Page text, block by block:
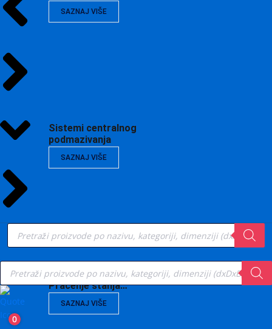
SAZNAJ VIŠE
Sistemi centralnog
podmazivanja
SAZNAJ VIŠE
Vibrodijagnostika,
Praćenje stanja…
SAZNAJ VIŠE
Products
search
Products
search
0